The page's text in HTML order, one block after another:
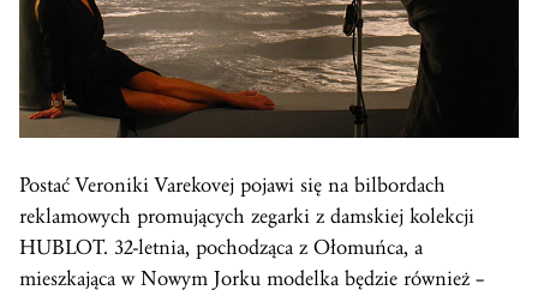
Postać Veroniki Varekovej pojawi się na bilbordach
reklamowych promujących zegarki z damskiej kolekcji
HUBLOT. 32-letnia, pochodząca z Ołomuńca, a
mieszkająca w Nowym Jorku modelka będzie również –